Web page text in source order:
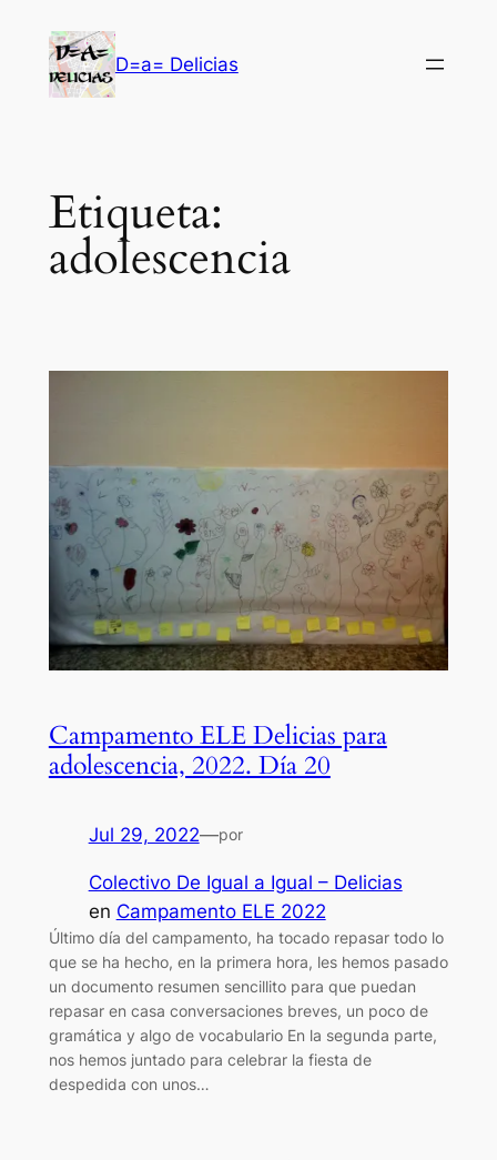
contenido
D=a= Delicias
Etiqueta:
adolescencia
Campamento ELE Delicias para
adolescencia, 2022. Día 20
Jul 29, 2022—por
Colectivo De Igual a Igual – Delicias
en Campamento ELE 2022
Último día del campamento, ha tocado repasar todo lo
que se ha hecho, en la primera hora, les hemos pasado
un documento resumen sencillito para que puedan
repasar en casa conversaciones breves, un poco de
gramática y algo de vocabulario En la segunda parte,
nos hemos juntado para celebrar la fiesta de
despedida con unos…